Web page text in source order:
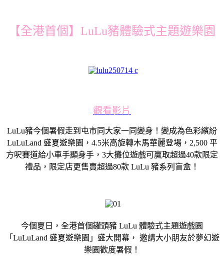
【全港首個】LuLu豬體驗式主題遊樂園
觀看影片
LuLu豬今個暑假走到屯市同大家一同變身！變成為色彩繽紛
LuLuLand 盛夏遊樂園，4.5米高旋轉木馬華麗登場，2,500 平
方呎賽道給小車手顯身手，3大攤位遊戲可贏取超過40款限定
禮品，限定店更售賣超過80款 LuLu 豬系列盲盒！
今個夏日，全港首個罐頭豬 LuLu 體驗式主題遊戲園
「LuLuLand 盛夏遊樂園」盛大開幕， 邀請大小朋友於夢幻遊
樂園歡度暑假！